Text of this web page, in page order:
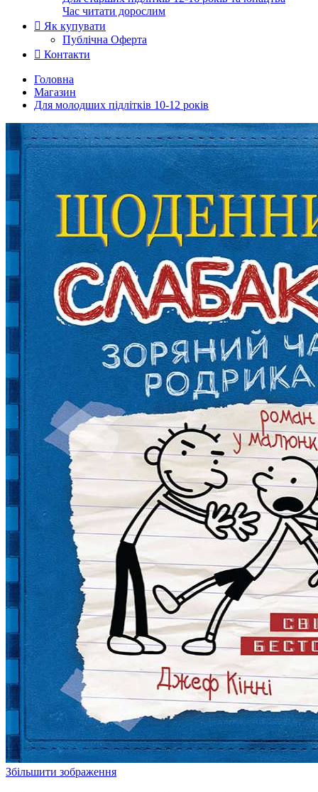
Час читати дорослим
Як купувати
Публічна Оферта
Контакти
Головна
Магазин
Для молодших підлітків 10-12 років
Збільшити зображення